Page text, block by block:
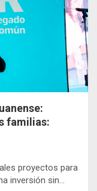
familias:
proyectos para
inversión sin…